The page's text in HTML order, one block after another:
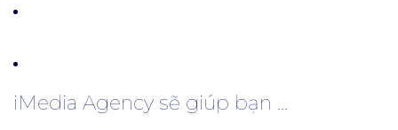
iMedia Agency sẽ giúp bạn ...